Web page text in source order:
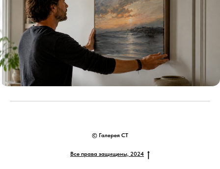
© Галерея СТ
Все права защищены, 2024